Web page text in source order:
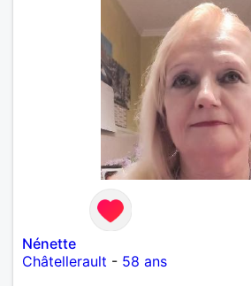
Nénette
Châtellerault - 58 ans